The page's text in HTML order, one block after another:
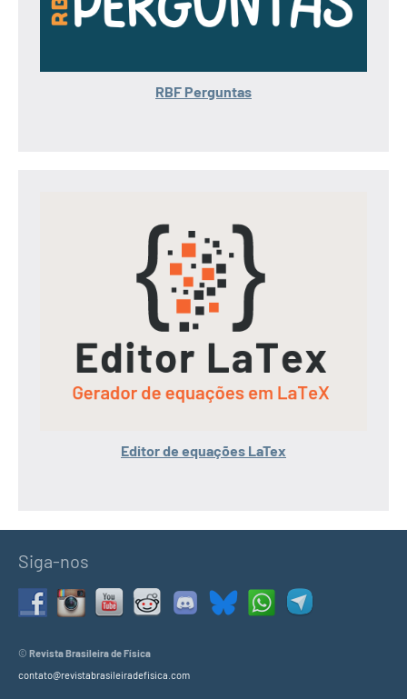
RBF Perguntas
Editor de equações LaTex
Siga-nos
© Revista Brasileira de Física
contato@revistabrasileiradefisica.com